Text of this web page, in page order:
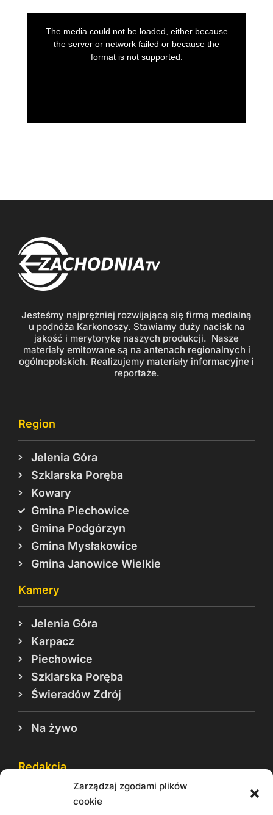
Zarządzaj zgodami plików
cookie
Jesteśmy najprężniej rozwijającą się firmą medialną
u podnóża Karkonoszy. Stawiamy duży nacisk na
jakość i merytorykę naszych produkcji. Nasze
materiały emitowane są na antenach regionalnych i
ogólnopolskich. Realizujemy materiały informacyjne i
reportaże.
Region
Jelenia Góra
Szklarska Poręba
Kowary
Gmina Piechowice
Gmina Podgórzyn
Gmina Mysłakowice
Gmina Janowice Wielkie
Kamery
Jelenia Góra
Karpacz
Piechowice
Szklarska Poręba
Świeradów Zdrój
Na żywo
Redakcja
Reklama